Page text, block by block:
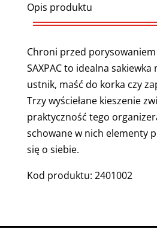
Opis produktu
Chroni przed
SAXPAC to idealna sakiewka
ustnik, maść do korka czy
Trzy wyściełane kieszenie
praktyczność tego
schowane w nich elementy
się o siebie.
Kod produktu: 2401002